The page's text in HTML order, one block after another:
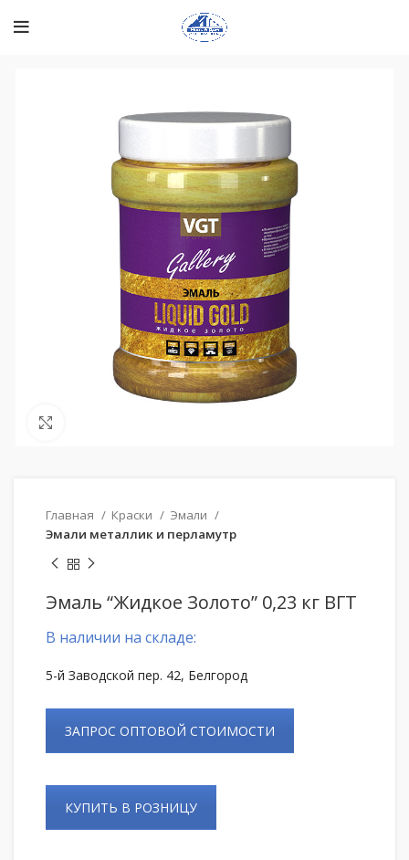
Главная Краски
Эмали
Эмали металлик и перламутр
Эмаль “Жидкое Золото” 0,23 кг ВГТ
В наличии на складе:
5-й Заводской пер. 42, Белгород
ЗАПРОС ОПТОВОЙ СТОИМОСТИ
КУПИТЬ В РОЗНИЦУ